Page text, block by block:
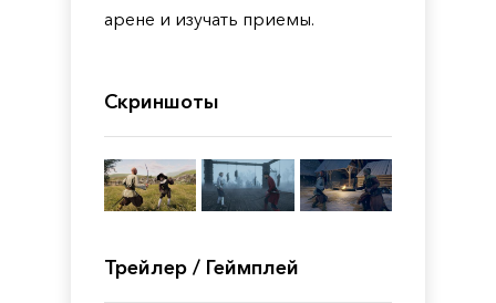
арене и изучать приемы.
Скриншоты
Трейлер / Геймплей